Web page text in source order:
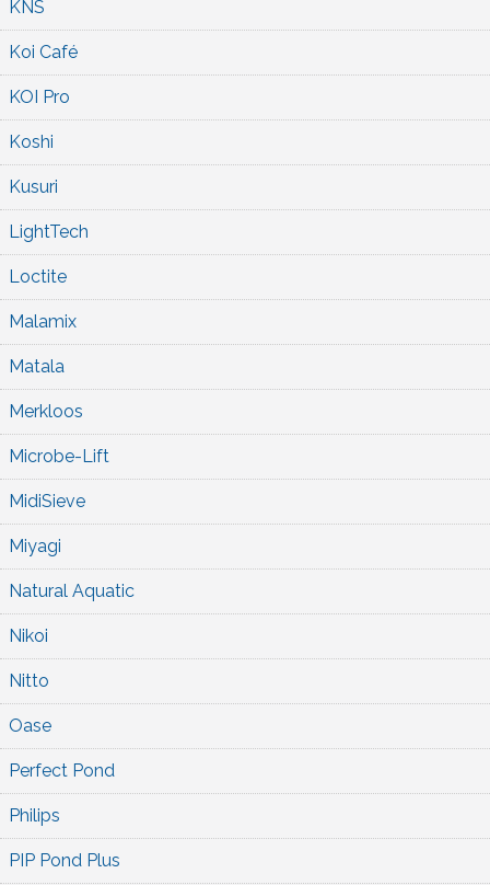
KNS
Koi Café
KOI Pro
Koshi
Kusuri
LightTech
Loctite
Malamix
Matala
Merkloos
Microbe-Lift
MidiSieve
Miyagi
Natural Aquatic
Nikoi
Nitto
Oase
Perfect Pond
Philips
PIP Pond Plus